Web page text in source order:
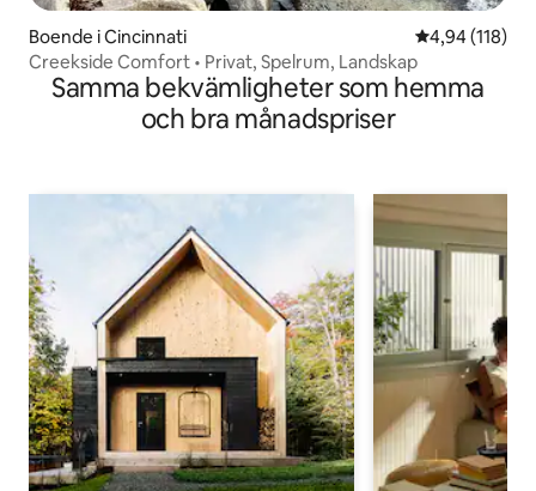
Boende i Cincinnati 4,94 av 5 i
4,94 (118)
Creekside Comfort • Privat, Spelrum, Landskap
Samma bekvämligheter som hemma
och bra månadspriser